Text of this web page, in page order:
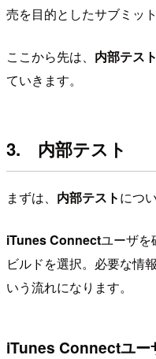
売を目的としたサブミッ
ここから先は、 内部テスト
ていきます。
3. 内部テスト
まずは、 内部テストにつ
iTunes Connectユーザを
ビルドを選択。必要な情
いう流れになります。
iTunes Connectユー